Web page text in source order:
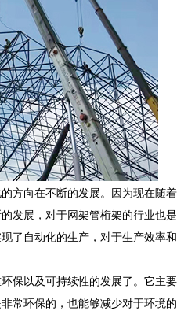
方向在不断的发展。因为现在随着
发展，对于网架管桁架的行业也是
了自动化的生产，对于生产效率和
保以及可持续性的发展了。它主要
常环保的，也能够减少对于环境的